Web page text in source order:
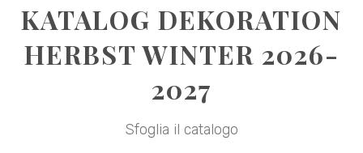
KATALOG DEKORATION
HERBST WINTER 2026-
2027
Sfoglia il catalogo